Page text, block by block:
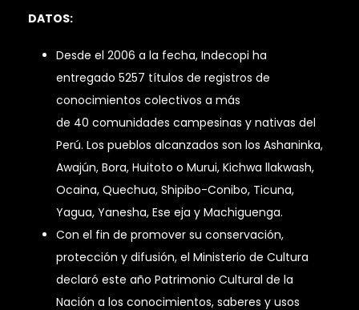
DATOS:
Desde el 2006 a la fecha, Indecopi ha
entregado 5257 títulos de registros de
conocimientos colectivos a más
de 40 comunidades campesinas y nativas del
Perú. Los pueblos alcanzados son los Ashaninka,
Awajún, Bora, Huitoto o Murui, Kichwa llakwash,
Ocaina, Quechua, Shipibo-Conibo, Ticuna,
Yagua, Yanesha, Ese eja y Machiguenga.
Con el fin de promover su conservación,
protección y difusión, el Ministerio de Cultura
declaró este año Patrimonio Cultural de la
Nación a los conocimientos, saberes y usos